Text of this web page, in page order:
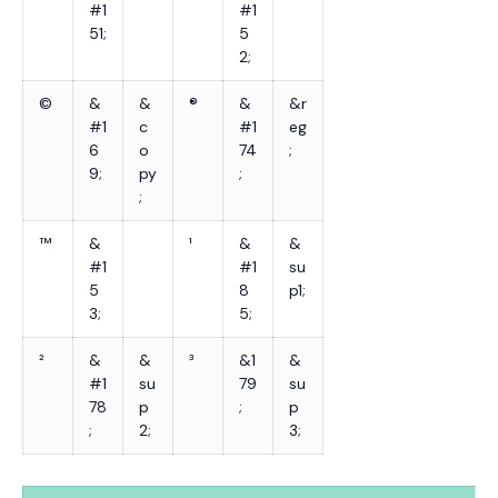
#1
51;
#1
5
2;
©
&
#1
6
9;
&
c
o
py
;
®
&
#1
74
;
&r
eg
;
™
&
#1
5
3;
¹
&
#1
8
5;
&
su
p1;
²
&
#1
78
;
&
su
p
2;
³
&1
79
;
&
su
p
3;